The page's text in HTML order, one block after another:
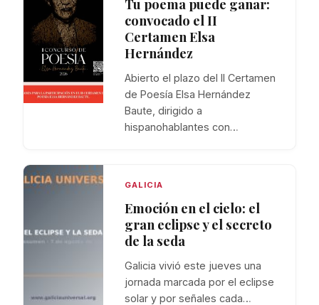
Tu poema puede ganar:
convocado el II
Certamen Elsa
Hernández
Abierto el plazo del II Certamen
de Poesía Elsa Hernández
Baute, dirigido a
hispanohablantes con…
GALICIA
Emoción en el cielo: el
gran eclipse y el secreto
de la seda
Galicia vivió este jueves una
jornada marcada por el eclipse
solar y por señales cada…